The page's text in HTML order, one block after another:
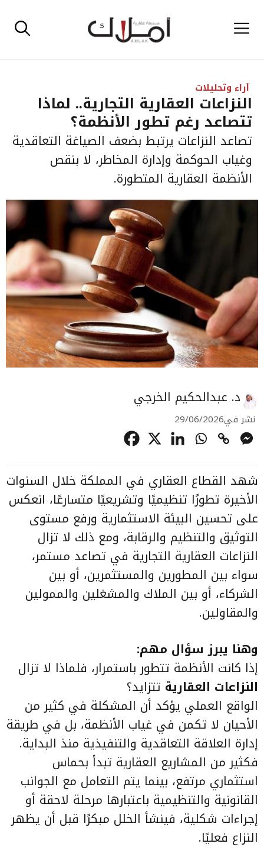
إلى القائمة
آراء وتحليلات
النزاعات العقارية التجارية.. لماذا
تتصاعد رغم تطور الأنظمة؟
تصاعد النزاعات يرتبط بضعف الصياغة التعاقدية
وغياب الحوكمة وإدارة المخاطر، لا بنقص
الأنظمة العقارية المتطورة.
د. عبدالحكيم الخرجي
نشر في29/06/2026
شهد القطاع العقاري في المملكة خلال السنوات
الأخيرة تطورًا تنظيميًا وتشريعيًا متسارعًا، انعكس
على تحسين البيئة الاستثمارية ورفع مستوى
التوثيق والتنظيم والرقابة، ومع ذلك لا تزال
النزاعات العقارية التجارية في تصاعد مستمر،
سواء بين المطورين والمستثمرين، أو بين
الشركاء، أو بين الملاك والمشغلين والممولين
والمقاولين.
وهنا يبرز سؤال مهم:
إذا كانت الأنظمة تتطور باستمرار، فلماذا لا تزال
النزاعات العقارية تتزايد؟
الواقع العملي يؤكد أن المشكلة في كثير من
الأحيان لا تكمن في غياب الأنظمة، بل في طريقة
إدارة العلاقة التعاقدية والتنفيذية منذ البداية.
فكثير من المشاريع العقارية تبدأ بحماس
استثماري مرتفع، بينما يتم التعامل مع الجوانب
القانونية والتنظيمية باعتبارها مرحلة لاحقة أو
إجراءات شكلية، فينشأ الخلل مبكرًا قبل أن يظهر
النزاع فعليًا.